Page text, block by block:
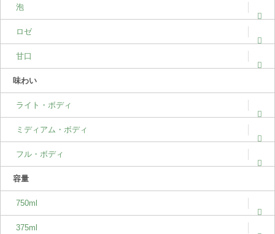
泡
ロゼ
甘口
味わい
ライト・ボディ
ミディアム・ボディ
フル・ボディ
容量
750ml
375ml